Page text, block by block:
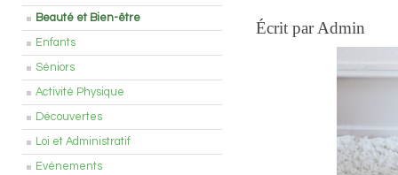
Beauté et Bien-être
Enfants
Séniors
Activité Physique
Découvertes
Loi et Administratif
Evénements
Écrit par Admin